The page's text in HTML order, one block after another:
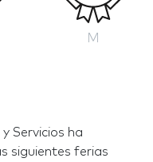
M
Servicios ha
siguientes ferias